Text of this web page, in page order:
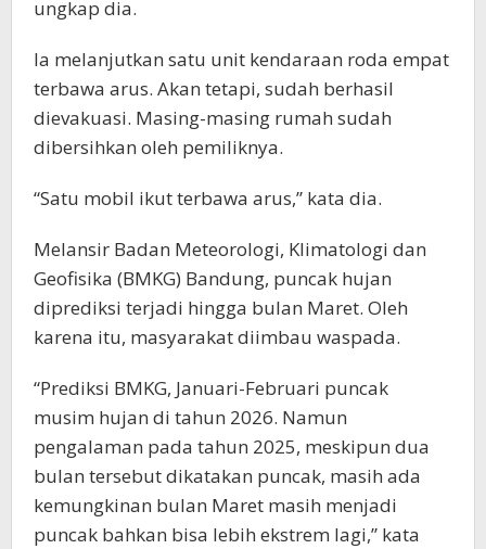
ungkap dia.
Ia melanjutkan satu unit kendaraan roda empat
terbawa arus. Akan tetapi, sudah berhasil
dievakuasi. Masing-masing rumah sudah
dibersihkan oleh pemiliknya.
“Satu mobil ikut terbawa arus,” kata dia.
Melansir Badan Meteorologi, Klimatologi dan
Geofisika (BMKG) Bandung, puncak hujan
diprediksi terjadi hingga bulan Maret. Oleh
karena itu, masyarakat diimbau waspada.
“Prediksi BMKG, Januari-Februari puncak
musim hujan di tahun 2026. Namun
pengalaman pada tahun 2025, meskipun dua
bulan tersebut dikatakan puncak, masih ada
kemungkinan bulan Maret masih menjadi
puncak bahkan bisa lebih ekstrem lagi,” kata